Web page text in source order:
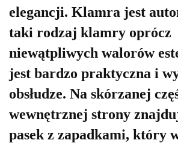
elegancji. Klamra jest
taki rodzaj klamry oprócz
niewątpliwych walorów
jest bardzo praktyczna i
obsłudze. Na skórzanej
wewnętrznej strony
pasek z zapadkami, który